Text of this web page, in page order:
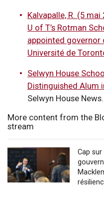
Kalvapalle, R. (5
U of T’s Rotman
appointed governor
Université de
Selwyn House
Distinguished Alum
Selwyn House News.
More content from the
stream
Cap